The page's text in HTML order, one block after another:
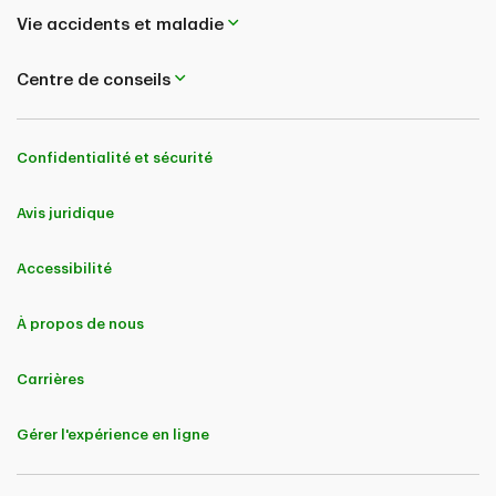
Vie accidents et maladie
Centre de conseils
Confidentialité et sécurité
Avis juridique
Accessibilité
À propos de nous
Carrières
Gérer l'expérience en ligne